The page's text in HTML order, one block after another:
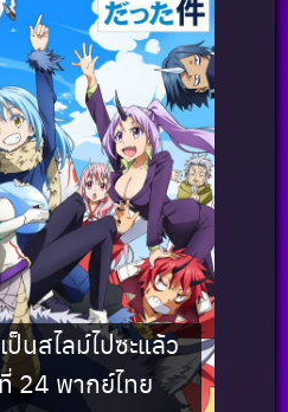
นสไลม์ไปซะแล้ว
24 พากย์ไทย